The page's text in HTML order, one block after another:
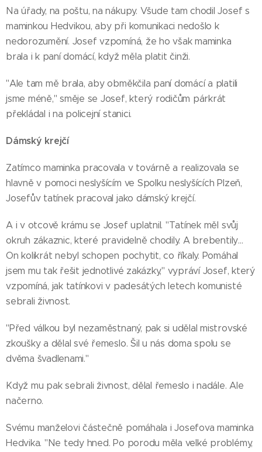
Na úřady, na poštu, na nákupy. Všude tam chodil Josef s
maminkou Hedvikou, aby při komunikaci nedošlo k
nedorozumění. Josef vzpomíná, že ho však maminka
brala i k paní domácí, když měla platit činži.
"Ale tam mě brala, aby obměkčila paní domácí a platili
jsme méně," směje se Josef, který rodičům párkrát
překládal i na policejní stanici.
Dámský krejčí
Zatímco maminka pracovala v továrně a realizovala se
hlavně v pomoci neslyšícím ve Spolku neslyšících Plzeň,
Josefův tatínek pracoval jako dámský krejčí.
A i v otcově krámu se Josef uplatnil. "Tatínek měl svůj
okruh zákaznic, které pravidelně chodily. A brebentily…
On kolikrát nebyl schopen pochytit, co říkaly. Pomáhal
jsem mu tak řešit jednotlivé zakázky," vypráví Josef, který
vzpomíná, jak tatínkovi v padesátých letech komunisté
sebrali živnost.
"Před válkou byl nezaměstnaný, pak si udělal mistrovské
zkoušky a dělal své řemeslo. Šil u nás doma spolu se
dvěma švadlenami."
Když mu pak sebrali živnost, dělal řemeslo i nadále. Ale
načerno.
Svému manželovi částečně pomáhala i Josefova maminka
Hedvika. "Ne tedy hned. Po porodu měla velké problémy,